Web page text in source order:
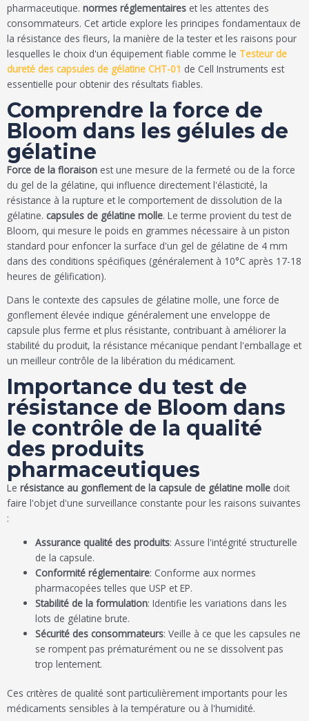
pharmaceutique. normes réglementaires et les attentes des
consommateurs. Cet article explore les principes fondamentaux de
la résistance des fleurs, la manière de la tester et les raisons pour
lesquelles le choix d'un équipement fiable comme le Testeur de
dureté des capsules de gélatine CHT-01 de Cell Instruments est
essentielle pour obtenir des résultats fiables.
Comprendre la force de
Bloom dans les gélules de
gélatine
Force de la floraison est une mesure de la fermeté ou de la force
du gel de la gélatine, qui influence directement l'élasticité, la
résistance à la rupture et le comportement de dissolution de la
gélatine. capsules de gélatine molle. Le terme provient du test de
Bloom, qui mesure le poids en grammes nécessaire à un piston
standard pour enfoncer la surface d'un gel de gélatine de 4 mm
dans des conditions spécifiques (généralement à 10°C après 17-18
heures de gélification).
Dans le contexte des capsules de gélatine molle, une force de
gonflement élevée indique généralement une enveloppe de
capsule plus ferme et plus résistante, contribuant à améliorer la
stabilité du produit, la résistance mécanique pendant l'emballage et
un meilleur contrôle de la libération du médicament.
Importance du test de
résistance de Bloom dans
le contrôle de la qualité
des produits
pharmaceutiques
Le résistance au gonflement de la capsule de gélatine molle doit
faire l'objet d'une surveillance constante pour les raisons suivantes
:
Assurance qualité des produits: Assure l'intégrité structurelle
de la capsule.
Conformité réglementaire: Conforme aux normes
pharmacopées telles que USP et EP.
Stabilité de la formulation: Identifie les variations dans les
lots de gélatine brute.
Sécurité des consommateurs: Veille à ce que les capsules ne
se rompent pas prématurément ou ne se dissolvent pas
trop lentement.
Ces critères de qualité sont particulièrement importants pour les
médicaments sensibles à la température ou à l'humidité.